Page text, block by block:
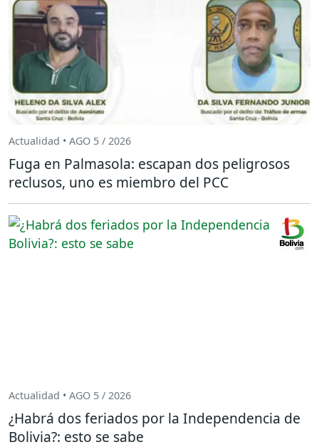
Actualidad • AGO 5 / 2026
Fuga en Palmasola: escapan dos peligrosos
reclusos, uno es miembro del PCC
Actualidad • AGO 5 / 2026
¿Habrá dos feriados por la Independencia de
Bolivia?: esto se sabe